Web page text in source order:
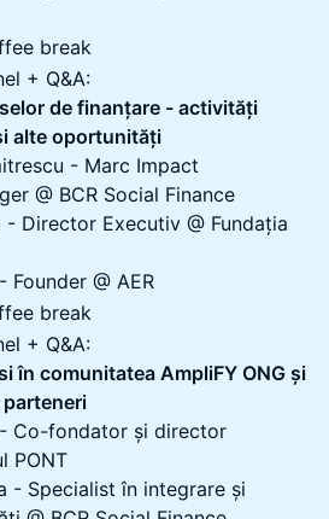
break
+ Q&A:
de finanțare - activități
alte oportunități
- Marc Impact
@ BCR Social Finance
- Director Executiv @ Fundația
Founder @ AER
break
+ Q&A:
în comunitatea AmpliFY ONG și
Co-fondator și director
PONT
- Specialist în integrare și